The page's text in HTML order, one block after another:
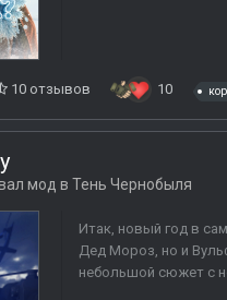
10 отзывов 10
мод в Тень Чернобыля
Итак, новый год в
Дед Мороз, но и
небольшой сюжет с